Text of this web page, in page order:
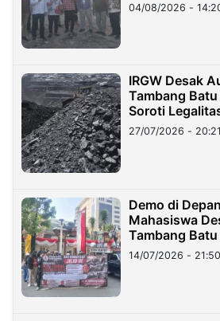
04/08/2026 -
IRGW Desak
Tambang
Soroti
Stockpile
27/07/2026 - 20:21
Demo di
Mahasiswa
Tambang
Lampung
14/07/2026 - 21:50